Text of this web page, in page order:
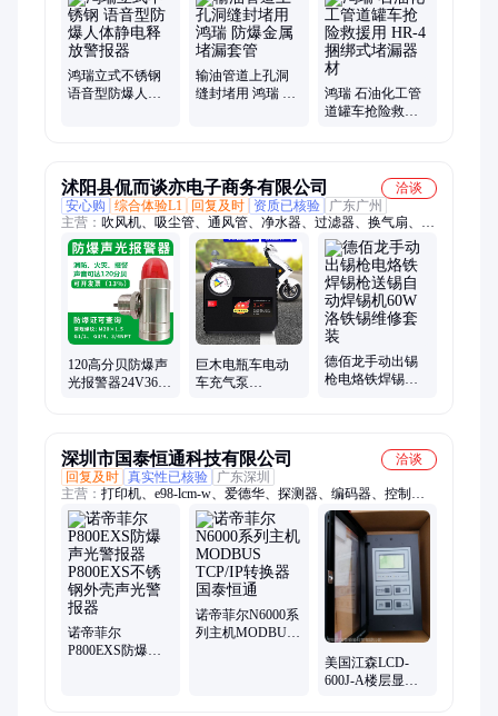
鸿瑞立式不锈钢
语音型防爆人体
输油管道上孔洞
缝封堵用 鸿瑞 防
鸿瑞 石油化工管
道罐车抢险救援
沭阳县侃而谈亦电子商务有限公司
洽谈
安心购
综合体验L1 回复及时 资质已核验
广东广州
主营： 吹风机、吸尘管、通风管、净水器、过滤器、换气扇、排
气管、铝合金、活性炭、钢丝管、风帘机、排风管、引风机、风
幕机、鼓风机、出风口、排气扇、防雨罩、冷风机、风管机、排
风扇、金鼓风、过滤嘴、砂滤罐、旋涡气泵
120高分贝防爆声
光报警器24V36V
巨木电瓶车电动
车充气泵
德佰龙手动出锡
枪电烙铁焊锡枪
深圳市国泰恒通科技有限公司
洽谈
回复及时 真实性已核验
广东深圳
主营： 打印机、e98-lcm-w、爱德华、探测器、编码器、控制
器、显示器、n-cbe-w-a、回路卡、环路卡、784382.d0、modbus-
gw、ifc2-3030、控制卡、电源板、通讯卡、h-lcd-100a、e98-mcs-
st、jkm-fcm-1c、h-lcd-100b、jsm-fmm-1c、lcd-600j-b、jty-gd-
2412、jkm-m300cjc、控制模块
诺帝菲尔
P800EXS防爆声
诺帝菲尔N6000系
列主机MODBUS
美国江森LCD-
600J-A楼层显示